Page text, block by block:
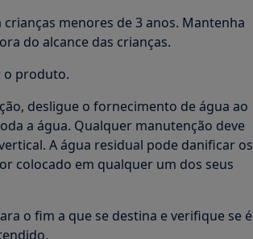
menores de 3 anos. Mantenha
do alcance das crianças.
o produto.
desligue o fornecimento de água ao
a água. Qualquer manutenção deve
A água residual pode danificar os
colocado em qualquer um dos seus
o fim a que se destina e verifique se é